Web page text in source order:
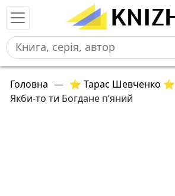
Головна — ⭐ Тарас Шевченко ⭐
Якби-то ти Богдане п’яний